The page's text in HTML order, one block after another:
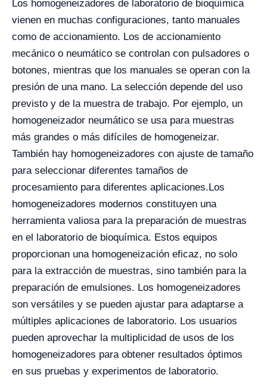
Los homogeneizadores de laboratorio de bioquímica
vienen en muchas configuraciones, tanto manuales
como de accionamiento. Los de accionamiento
mecánico o neumático se controlan con pulsadores o
botones, mientras que los manuales se operan con la
presión de una mano. La selección depende del uso
previsto y de la muestra de trabajo. Por ejemplo, un
homogeneizador neumático se usa para muestras
más grandes o más difíciles de homogeneizar.
También hay homogeneizadores con ajuste de tamaño
para seleccionar diferentes tamaños de
procesamiento para diferentes aplicaciones.Los
homogeneizadores modernos constituyen una
herramienta valiosa para la preparación de muestras
en el laboratorio de bioquímica. Estos equipos
proporcionan una homogeneización eficaz, no solo
para la extracción de muestras, sino también para la
preparación de emulsiones. Los homogeneizadores
son versátiles y se pueden ajustar para adaptarse a
múltiples aplicaciones de laboratorio. Los usuarios
pueden aprovechar la multiplicidad de usos de los
homogeneizadores para obtener resultados óptimos
en sus pruebas y experimentos de laboratorio.